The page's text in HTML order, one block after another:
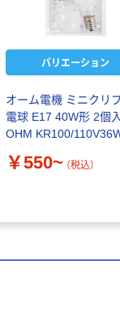
バリエーション
オーム電機 ミニクリ
電球 E17 40W形 2個入
OHM KR100/
￥550~ （税込）